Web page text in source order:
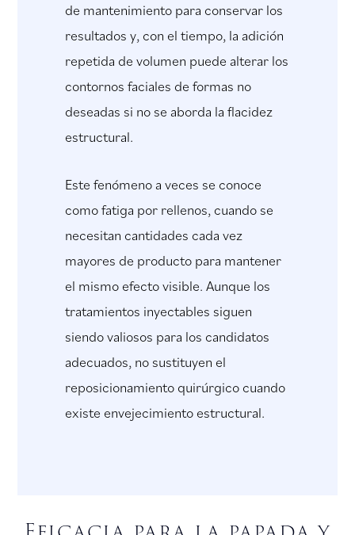
de mantenimiento para conservar los
resultados y, con el tiempo, la adición
repetida de volumen puede alterar los
contornos faciales de formas no
deseadas si no se aborda la flacidez
estructural.
Este fenómeno a veces se conoce
como fatiga por rellenos, cuando se
necesitan cantidades cada vez
mayores de producto para mantener
el mismo efecto visible. Aunque los
tratamientos inyectables siguen
siendo valiosos para los candidatos
adecuados, no sustituyen el
reposicionamiento quirúrgico cuando
existe envejecimiento estructural.